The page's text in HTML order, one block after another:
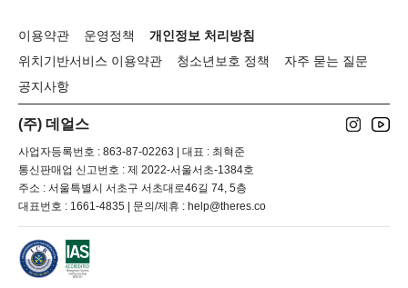
이용약관 운영정책
개인정보 처리방침
위치기반서비스 이용약관
청소년보호 정책
자주 묻는 질문
공지사항
(주) 데얼스
사업자등록번호 : 863-87-02263 | 대표 : 최혁준
통신판매업 신고번호 : 제 2022-서울서초-1384호
주소 : 서울특별시 서초구 서초대로46길 74, 5층
대표번호 : 1661-4835 | 문의/제휴 : help@theres.co